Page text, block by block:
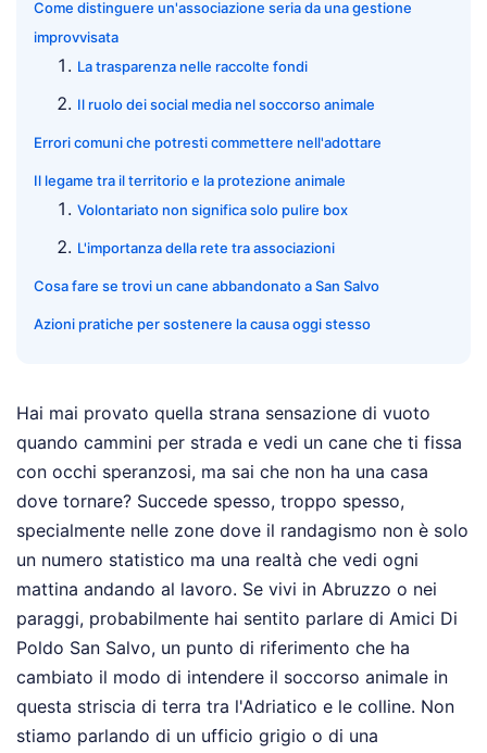
Come distinguere un'associazione seria da una gestione
improvvisata
La trasparenza nelle raccolte fondi
Il ruolo dei social media nel soccorso animale
Errori comuni che potresti commettere nell'adottare
Il legame tra il territorio e la protezione animale
Volontariato non significa solo pulire box
L'importanza della rete tra associazioni
Cosa fare se trovi un cane abbandonato a San Salvo
Azioni pratiche per sostenere la causa oggi stesso
Hai mai provato quella strana sensazione di vuoto
quando cammini per strada e vedi un cane che ti fissa
con occhi speranzosi, ma sai che non ha una casa
dove tornare? Succede spesso, troppo spesso,
specialmente nelle zone dove il randagismo non è solo
un numero statistico ma una realtà che vedi ogni
mattina andando al lavoro. Se vivi in Abruzzo o nei
paraggi, probabilmente hai sentito parlare di Amici Di
Poldo San Salvo, un punto di riferimento che ha
cambiato il modo di intendere il soccorso animale in
questa striscia di terra tra l'Adriatico e le colline. Non
stiamo parlando di un ufficio grigio o di una